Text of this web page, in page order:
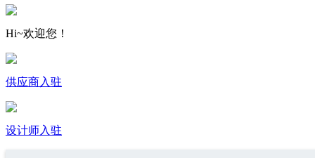
Hi~欢迎您！
供应商入驻
设计师入驻